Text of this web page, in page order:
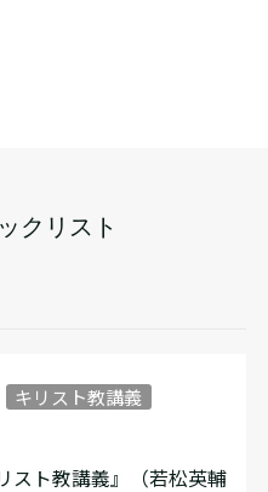
クリスト
キリスト教講義
スト教講義』（若松英輔